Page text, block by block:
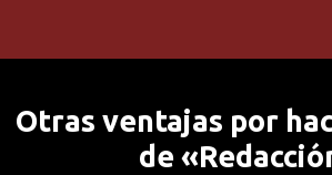
Otras ventajas por
de